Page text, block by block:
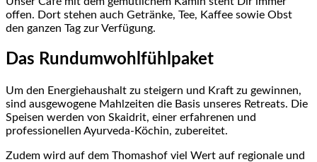
offen. Dort stehen auch Getränke, Tee, Kaffee sowie Obst
den ganzen Tag zur Verfügung.
Das Rundumwohlfühlpaket
Um den Energiehaushalt zu steigern und Kraft zu gewinnen,
sind ausgewogene Mahlzeiten die Basis unseres Retreats. Die
Speisen werden von Skaidrit, einer erfahrenen und
professionellen Ayurveda-Köchin, zubereitet.
Zudem wird auf dem Thomashof viel Wert auf regionale und